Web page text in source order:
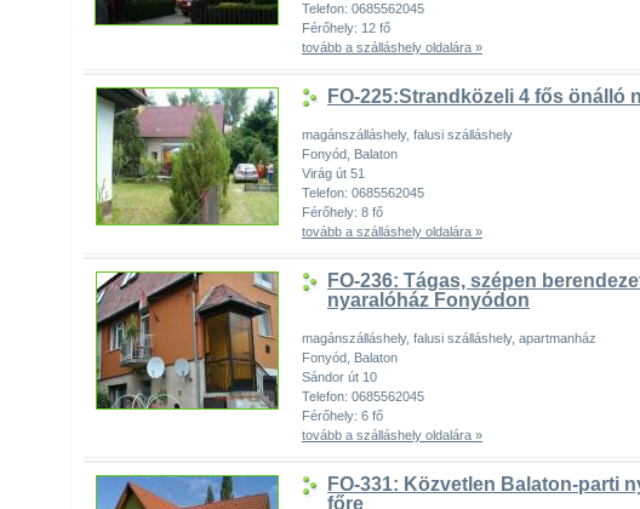
Telefon: 0685562045
Férőhely: 12 fő
tovább a szálláshely oldalára »
FO-225:Strandközeli 4 fős önálló
magánszálláshely, falusi szálláshely
Fonyód, Balaton
Virág út 51
Telefon: 0685562045
Férőhely: 8 fő
tovább a szálláshely oldalára »
FO-236: Tágas, szépen
nyaralóház Fonyódon
magánszálláshely, falusi szálláshely, apartmanház
Fonyód, Balaton
Sándor út 10
Telefon: 0685562045
Férőhely: 6 fő
tovább a szálláshely oldalára »
FO-331: Közvetlen Balaton-parti
főre